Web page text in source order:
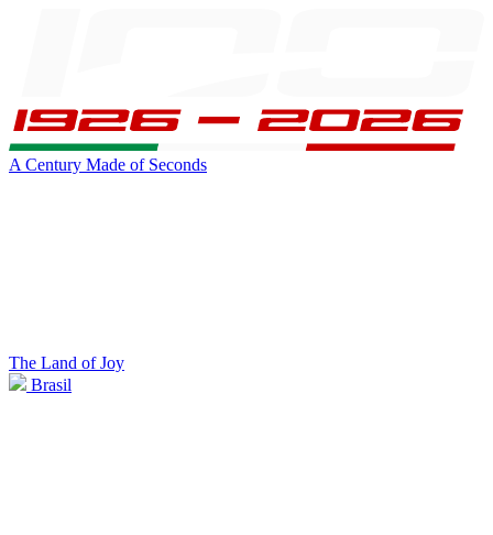
A Century Made of Seconds
The Land of Joy
Brasil